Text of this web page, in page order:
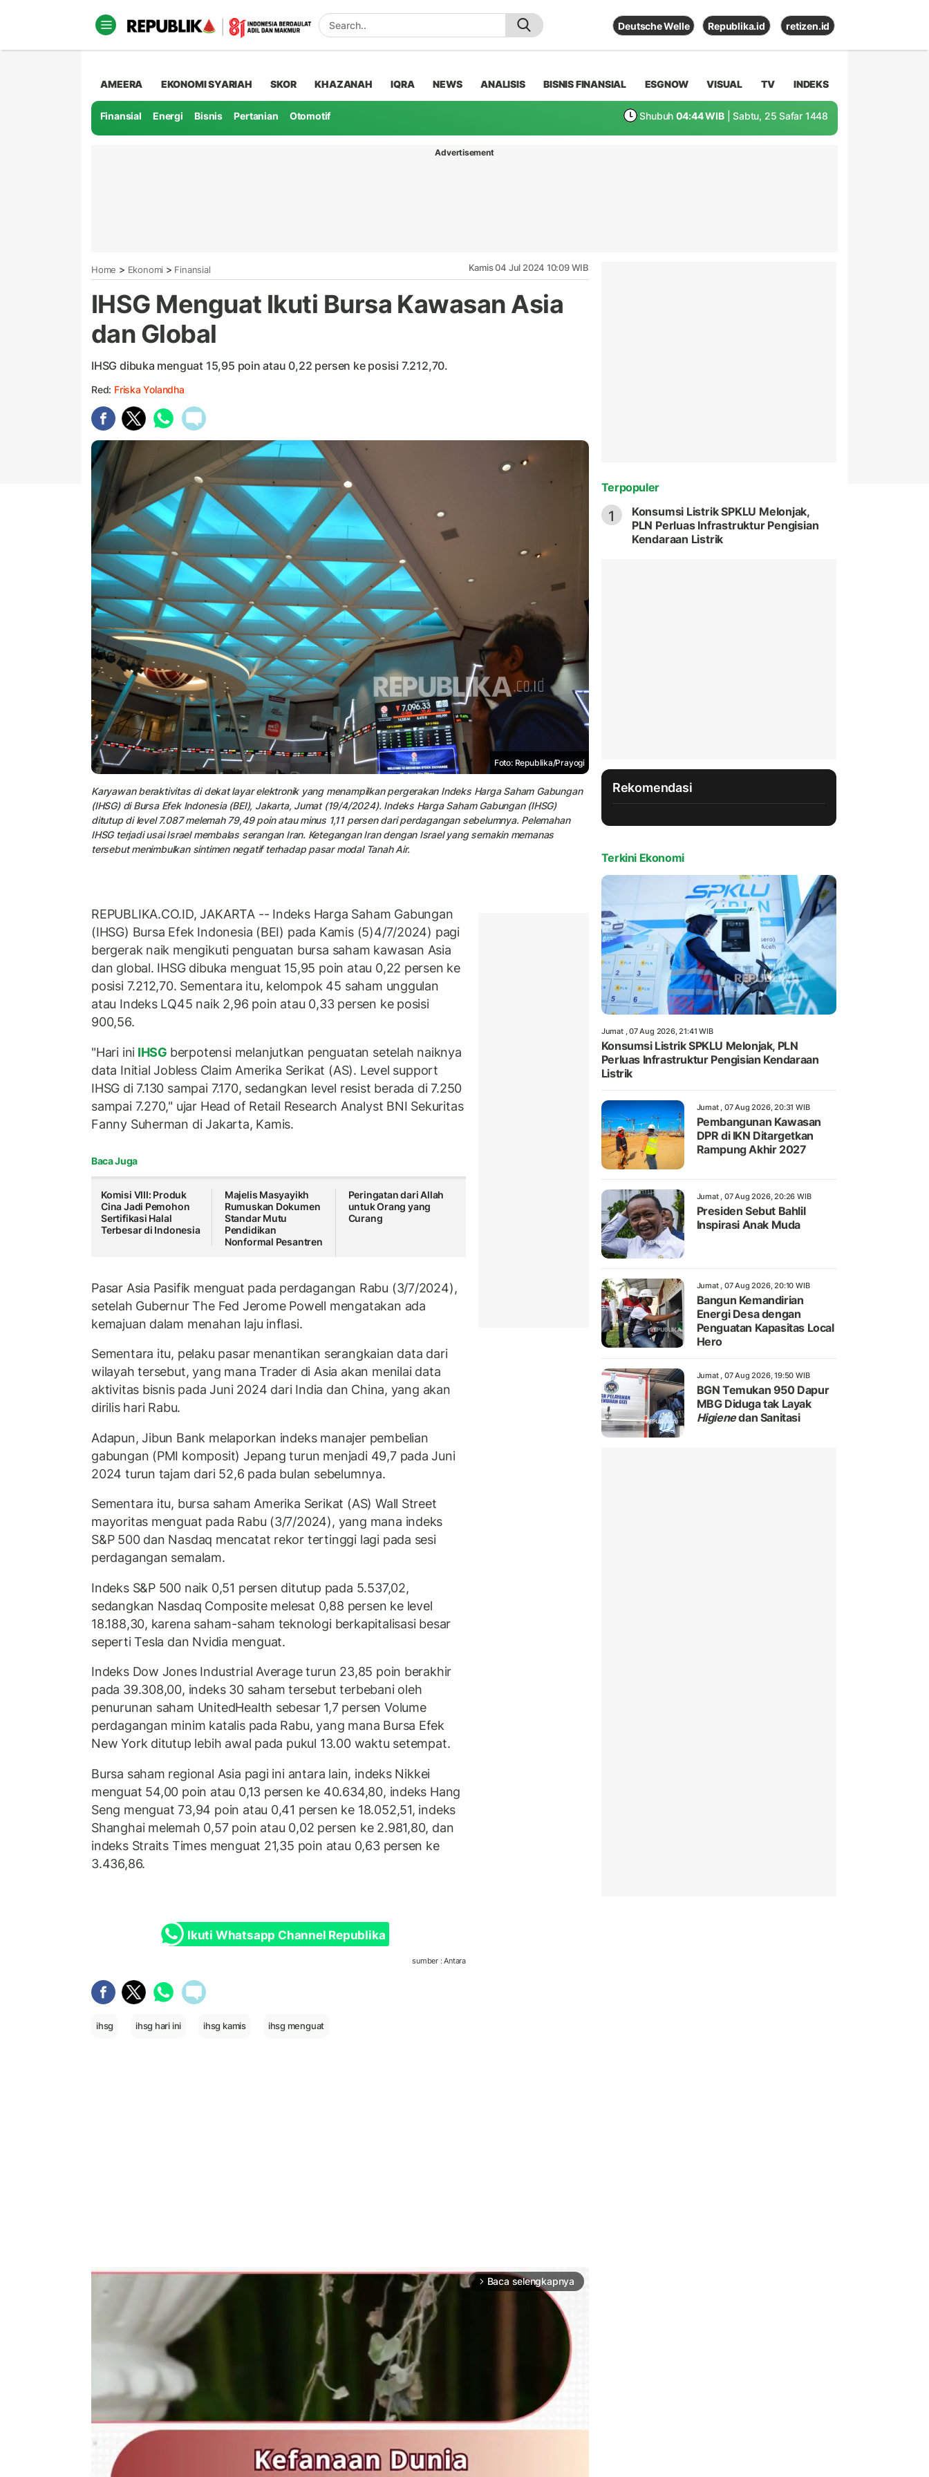
Deutsche Welle Republika.id retizen.id
AMEERA EKONOMI SYARIAH SKOR KHAZANAH IQRA NEWS ANALISIS BISNIS FINANSIAL ESGNOW VISUAL TV INDEKS
Finansial Energi Bisnis Pertanian Otomotif Shubuh 04:44 WIB | Sabtu, 25 Safar 1448
Advertisement
Home > Ekonomi > Finansial Kamis 04 Jul 2024 10:09 WIB
IHSG Menguat Ikuti Bursa Kawasan Asia
dan Global
IHSG dibuka menguat 15,95 poin atau 0,22 persen ke posisi 7.212,70.
Red: Friska Yolandha
Foto: Republika/Prayogi
Karyawan beraktivitas di dekat layar elektronik yang menampilkan pergerakan Indeks Harga Saham Gabungan
(IHSG) di Bursa Efek Indonesia (BEI), Jakarta, Jumat (19/4/2024). Indeks Harga Saham Gabungan (IHSG)
ditutup di level 7.087 melemah 79,49 poin atau minus 1,11 persen dari perdagangan sebelumnya. Pelemahan
IHSG terjadi usai Israel membalas serangan Iran. Ketegangan Iran dengan Israel yang semakin memanas
tersebut menimbulkan sintimen negatif terhadap pasar modal Tanah Air.
REPUBLIKA.CO.ID, JAKARTA -- Indeks Harga Saham Gabungan
(IHSG) Bursa Efek Indonesia (BEI) pada Kamis (5)4/7/2024) pagi
bergerak naik mengikuti penguatan bursa saham kawasan Asia
dan global. IHSG dibuka menguat 15,95 poin atau 0,22 persen ke
posisi 7.212,70. Sementara itu, kelompok 45 saham unggulan
atau Indeks LQ45 naik 2,96 poin atau 0,33 persen ke posisi
900,56.
"Hari ini IHSG berpotensi melanjutkan penguatan setelah naiknya
data Initial Jobless Claim Amerika Serikat (AS). Level support
IHSG di 7.130 sampai 7.170, sedangkan level resist berada di 7.250
sampai 7.270," ujar Head of Retail Research Analyst BNI Sekuritas
Fanny Suherman di Jakarta, Kamis.
Baca Juga
Komisi VIII: Produk
Cina Jadi Pemohon
Sertifikasi Halal
Terbesar di Indonesia
Majelis Masyayikh
Rumuskan Dokumen
Standar Mutu
Pendidikan
Nonformal Pesantren
Peringatan dari Allah
untuk Orang yang
Curang
Pasar Asia Pasifik menguat pada perdagangan Rabu (3/7/2024),
setelah Gubernur The Fed Jerome Powell mengatakan ada
kemajuan dalam menahan laju inflasi.
Sementara itu, pelaku pasar menantikan serangkaian data dari
wilayah tersebut, yang mana Trader di Asia akan menilai data
aktivitas bisnis pada Juni 2024 dari India dan China, yang akan
dirilis hari Rabu.
Adapun, Jibun Bank melaporkan indeks manajer pembelian
gabungan (PMI komposit) Jepang turun menjadi 49,7 pada Juni
2024 turun tajam dari 52,6 pada bulan sebelumnya.
Sementara itu, bursa saham Amerika Serikat (AS) Wall Street
mayoritas menguat pada Rabu (3/7/2024), yang mana indeks
S&P 500 dan Nasdaq mencatat rekor tertinggi lagi pada sesi
perdagangan semalam.
Indeks S&P 500 naik 0,51 persen ditutup pada 5.537,02,
sedangkan Nasdaq Composite melesat 0,88 persen ke level
18.188,30, karena saham-saham teknologi berkapitalisasi besar
seperti Tesla dan Nvidia menguat.
Indeks Dow Jones Industrial Average turun 23,85 poin berakhir
pada 39.308,00, indeks 30 saham tersebut terbebani oleh
penurunan saham UnitedHealth sebesar 1,7 persen Volume
perdagangan minim katalis pada Rabu, yang mana Bursa Efek
New York ditutup lebih awal pada pukul 13.00 waktu setempat.
Bursa saham regional Asia pagi ini antara lain, indeks Nikkei
menguat 54,00 poin atau 0,13 persen ke 40.634,80, indeks Hang
Seng menguat 73,94 poin atau 0,41 persen ke 18.052,51, indeks
Shanghai melemah 0,57 poin atau 0,02 persen ke 2.981,80, dan
indeks Straits Times menguat 21,35 poin atau 0,63 persen ke
3.436,86.
Ikuti Whatsapp Channel Republika
sumber : Antara
ihsg ihsg hari ini ihsg kamis ihsg menguat
arrow_forward_ios Baca selengkapnya
Terpopuler
1
Konsumsi Listrik SPKLU Melonjak,
PLN Perluas Infrastruktur Pengisian
Kendaraan Listrik
Rekomendasi
Terkini Ekonomi
Jumat , 07 Aug 2026, 21:41 WIB
Konsumsi Listrik SPKLU Melonjak, PLN
Perluas Infrastruktur Pengisian Kendaraan
Listrik
Jumat , 07 Aug 2026, 20:31 WIB
Pembangunan Kawasan
DPR di IKN Ditargetkan
Rampung Akhir 2027
Jumat , 07 Aug 2026, 20:26 WIB
Presiden Sebut Bahlil
Inspirasi Anak Muda
Jumat , 07 Aug 2026, 20:10 WIB
Bangun Kemandirian
Energi Desa dengan
Penguatan Kapasitas Local
Hero
Jumat , 07 Aug 2026, 19:50 WIB
BGN Temukan 950 Dapur
MBG Diduga tak Layak
Higienedan Sanitasi